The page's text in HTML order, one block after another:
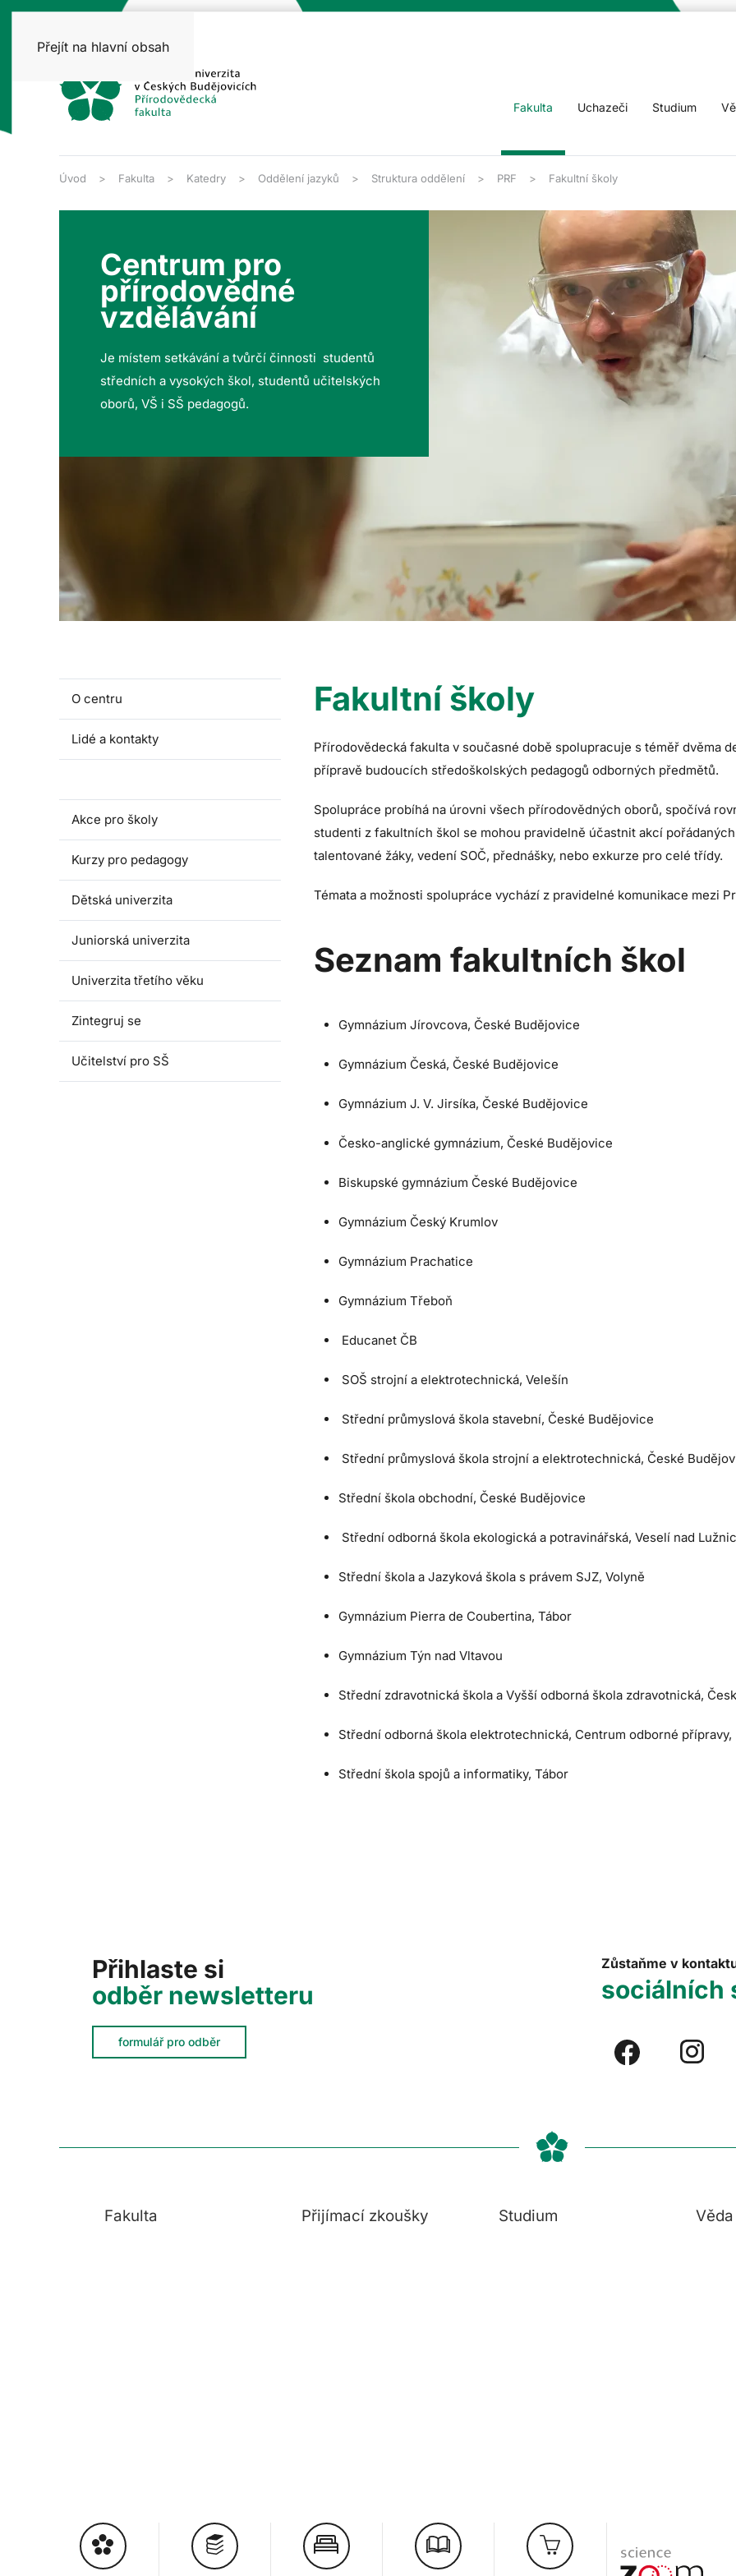
Přejít na hlavní obsah
Fakulta Uchazeči Studium
Úvod Fakulta Katedry Oddělení jazyků Struktura oddělení PRF Fakultní školy
Centrum pro
přírodovědné
vzdělávání
Je místem setkávání a tvůrčí činnosti studentů
středních a vysokých škol, studentů učitelských
oborů, VŠ i SŠ pedagogů.
O centru
Lidé a kontakty
Akce pro školy
Kurzy pro pedagogy
Dětská univerzita
Juniorská univerzita
Univerzita třetího věku
Zintegruj se
Učitelství pro SŠ
Fakultní školy
Přírodovědecká fakulta v současné době spolupracuje s téměř dvěma
přípravě budoucích středoškolských pedagogů odborných předmětů.
Spolupráce probíhá na úrovni všech přírodovědných oborů, spočívá
studenti z fakultních škol se mohou pravidelně účastnit akcí
talentované žáky, vedení SOČ, přednášky, nebo exkurze pro celé třídy.
Témata a možnosti spolupráce vychází z pravidelné komunikace mezi
Seznam fakultních škol
Gymnázium Jírovcova, České Budějovice
Gymnázium Česká, České Budějovice
Gymnázium J. V. Jirsíka, České Budějovice
Česko-anglické gymnázium, České Budějovice
Biskupské gymnázium České Budějovice
Gymnázium Český Krumlov
Gymnázium Prachatice
Gymnázium Třeboň
Educanet ČB
SOŠ strojní a elektrotechnická, Velešín
Střední průmyslová škola stavební, České Budějovice
Střední průmyslová škola strojní a elektrotechnická, České
Střední škola obchodní, České Budějovice
Střední odborná škola ekologická a potravinářská, Veselí nad
Střední škola a Jazyková škola s právem SJZ, Volyně
Gymnázium Pierra de Coubertina, Tábor
Gymnázium Týn nad Vltavou
Střední zdravotnická škola a Vyšší odborná škola zdravotnická,
Střední odborná škola elektrotechnická, Centrum odborné přípravy,
Střední škola spojů a informatiky, Tábor
Přihlaste si
odběr newsletteru
formulář pro odběr
Zůstaňme v
sociálních
Fakulta Přijímací zkoušky Studium